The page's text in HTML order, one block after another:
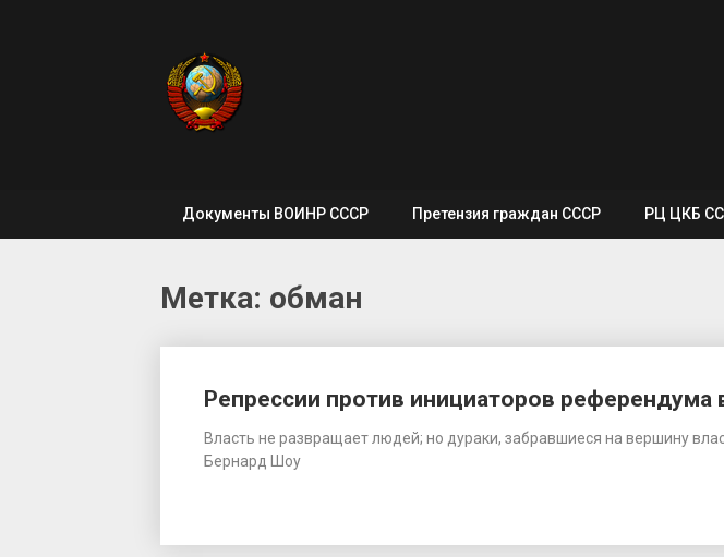
Документы ВОИНР СССР Претензия граждан СССР РЦ ЦКБ
Метка: обман
Репрессии против инициаторов референдума
Власть не развращает людей; но дураки, забравшиеся на вершину
Бернард Шоу